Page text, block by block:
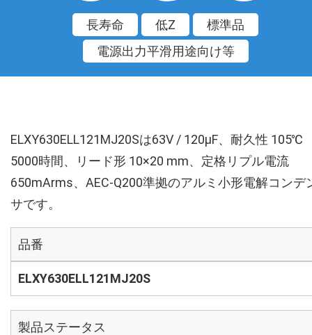
長寿命 低Z
標準品
電源出力平滑用途向け等
ELXY630ELL121MJ20Sは63V / 120µF、耐久性 105℃
5000時間、リード形 10×20 mm、定格リプル電流
650mArms、AEC-Q200準拠のアルミ小形電解コンデ
サです。
品番
ELXY630ELL121MJ20S
製品ステータス